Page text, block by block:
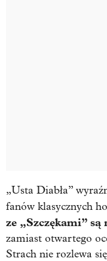
„Usta Diabła”
fanów klasycznych
ze „Szczękami”
zamiast otwartego
Strach nie rozlewa